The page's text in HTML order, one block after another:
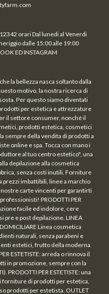
orari Dal lunedi al Venerdi
dalle 15:00 alle 19:00
ED INSTAGRAM
la bellezza nasca soltanto dalla
motivo, la nostra ricerca di
Per questo siamo diventati
per estetica e attrezzature
il settore consumer, nonché il
prodotti estetica, cosmetici
sempre della vendita di prodotti a
online e spa. Tocca con mano i
al tuo centro estetico", una
depilazione alla cosmetica
senza costi inutili. Forniture
prezzi imbattibili, linee a marchio
carte vincenti per garantirti
PRODOTTI PER
facile ed indolore, cere
pre e post depilazione. LINEA
Linea cosmetica
naturali, senza parabeni e
estetici, frutto della moderna
ESTETISTE: arreda o rinnova il
in promozione, sempre con la
PRODOTTI PER ESTETISTE: una
di prodotti per estetica,
prodotti per estetista. OUTLET